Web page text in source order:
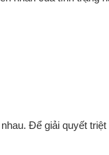
Để giải quyết